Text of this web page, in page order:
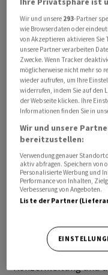
Jahre war sie HR-
Holding. Davor
bei Coca-Cola inne.
«Mit der Ernennung
zum Mitglied der
wichtige Rolle, die
Umsetzung unserer
Firmenchef
Frauenanteil in
Wen Uhrmeister in
der Mitteilung nicht
berichtete schon
Sprecherin auf
Konzernleitung und
Wir und unsere 293-Partner
wie Browserdaten oder
von Akzeptieren aktivieren Sie
unsere Partner verarbeiten
Zwecke. Wenn Tracker
möglicherweise nicht mehr so
wieder aufrufen, um Ihre
widerrufen, indem Sie auf den
der Webseite klicken. Ihre
Informationen finden Sie in
Wir und unsere
bereitzustellen:
Verwendung genauer
aktiv abfragen. Speichern von
Personalisierte Werbung und
Performance von Inhalten,
Verbesserung von Angeboten.
Liste der Partner